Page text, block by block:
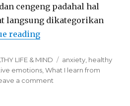
cengeng padahal hal
langsung dikategorikan
reading“What I learn from
LIFE & MIND Tags
anxiety healthy
emotions ,What I learn from
a comment